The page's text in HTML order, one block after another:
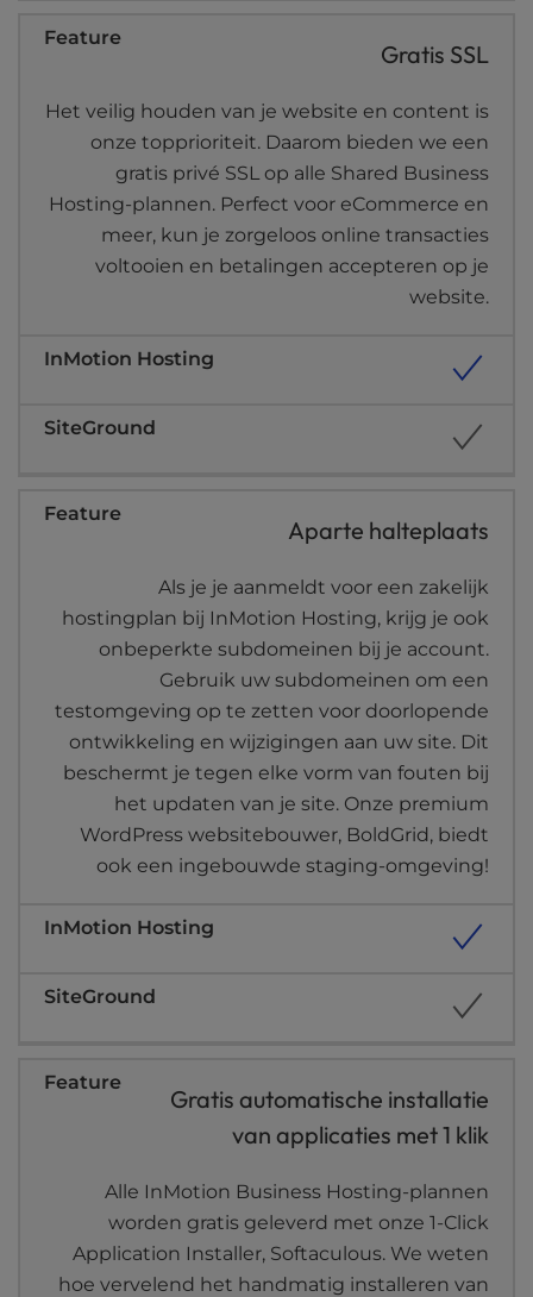
Gratis SSL
Het veilig houden van je website en content is
onze topprioriteit. Daarom bieden we een
gratis privé SSL op alle Shared Business
Hosting-plannen. Perfect voor eCommerce en
meer, kun je zorgeloos online transacties
voltooien en betalingen accepteren op je
website.
Aparte halteplaats
Als je je aanmeldt voor een zakelijk
hostingplan bij InMotion Hosting, krijg je ook
onbeperkte subdomeinen bij je account.
Gebruik uw subdomeinen om een
testomgeving op te zetten voor doorlopende
ontwikkeling en wijzigingen aan uw site. Dit
beschermt je tegen elke vorm van fouten bij
het updaten van je site. Onze premium
WordPress websitebouwer, BoldGrid, biedt
ook een ingebouwde staging-omgeving!
Gratis automatische installatie
van applicaties met 1 klik
Alle InMotion Business Hosting-plannen
worden gratis geleverd met onze 1-Click
Application Installer, Softaculous. We weten
hoe vervelend het handmatig installeren van